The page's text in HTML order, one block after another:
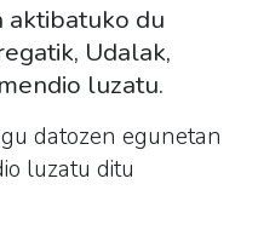
aktibatuko du
Udalak,
luzatu.
datozen egunetan
luzatu ditu